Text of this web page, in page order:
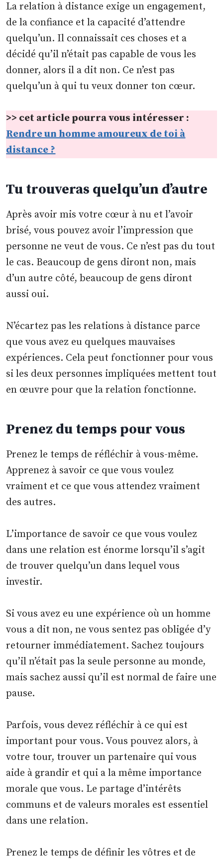
La relation à distance exige un engagement,
de la confiance et la capacité d’attendre
quelqu’un. Il connaissait ces choses et a
décidé qu’il n’était pas capable de vous les
donner, alors il a dit non. Ce n’est pas
quelqu’un à qui tu veux donner ton cœur.
>> cet article pourra vous intéresser :
Rendre un homme amoureux de toi à
distance ?
Tu trouveras quelqu’un d’autre
Après avoir mis votre cœur à nu et l’avoir
brisé, vous pouvez avoir l’impression que
personne ne veut de vous. Ce n’est pas du tout
le cas. Beaucoup de gens diront non, mais
d’un autre côté, beaucoup de gens diront
aussi oui.
N’écartez pas les relations à distance parce
que vous avez eu quelques mauvaises
expériences. Cela peut fonctionner pour vous
si les deux personnes impliquées mettent tout
en œuvre pour que la relation fonctionne.
Prenez du temps pour vous
Prenez le temps de réfléchir à vous-même.
Apprenez à savoir ce que vous voulez
vraiment et ce que vous attendez vraiment
des autres.
L’importance de savoir ce que vous voulez
dans une relation est énorme lorsqu’il s’agit
de trouver quelqu’un dans lequel vous
investir.
Si vous avez eu une expérience où un homme
vous a dit non, ne vous sentez pas obligée d’y
retourner immédiatement. Sachez toujours
qu’il n’était pas la seule personne au monde,
mais sachez aussi qu’il est normal de faire une
pause.
Parfois, vous devez réfléchir à ce qui est
important pour vous. Vous pouvez alors, à
votre tour, trouver un partenaire qui vous
aide à grandir et qui a la même importance
morale que vous. Le partage d’intérêts
communs et de valeurs morales est essentiel
dans une relation.
Prenez le temps de définir les vôtres et de